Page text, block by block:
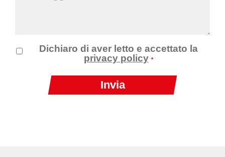
Dichiaro di aver letto e accettato la
privacy policy *